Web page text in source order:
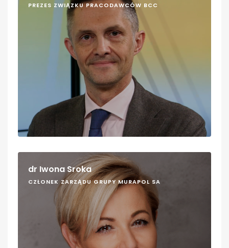
PREZES ZWIĄZKU PRACODAWCÓW BCC
dr Iwona Sroka
CZŁONEK ZARZĄDU GRUPY MURAPOL SA